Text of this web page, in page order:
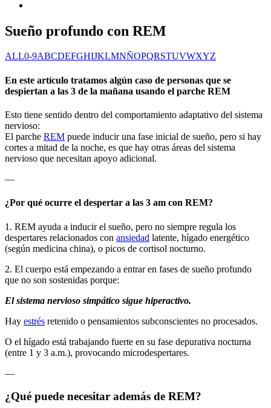
Sueño profundo con REM
ALL0-9ABCDEFGHIJKLMNÑOPQRSTUVWXYZ
En este artículo tratamos algún caso de personas que se
despiertan a las 3 de la mañana usando el parche REM
Esto tiene sentido dentro del comportamiento adaptativo del sistema
nervioso:
El parche REM puede inducir una fase inicial de sueño, pero si hay
cortes a mitad de la noche, es que hay otras áreas del sistema
nervioso que necesitan apoyo adicional.
—
¿Por qué ocurre el despertar a las 3 am con REM?
1. REM ayuda a inducir el sueño, pero no siempre regula los
despertares relacionados con ansiedad latente, hígado energético
(según medicina china), o picos de cortisol nocturno.
2. El cuerpo está empezando a entrar en fases de sueño profundo
que no son sostenidas porque:
El sistema nervioso simpático sigue hiperactivo.
Hay estrés retenido o pensamientos subconscientes no procesados.
O el hígado está trabajando fuerte en su fase depurativa nocturna
(entre 1 y 3 a.m.), provocando microdespertares.
—
¿Qué puede necesitar además de REM?